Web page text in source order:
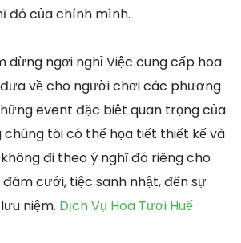
đó của chính mình.
dừng ngơi nghỉ Việc cung cấp hoa
về cho người chơi các phương
event đặc biệt quan trọng của
chúng tôi có thể họa tiết thiết kế và
đi theo ý nghĩ đó riêng cho
cưới, tiệc sanh nhật, đến sự
niệm. Dịch Vụ Hoa Tươi Huế